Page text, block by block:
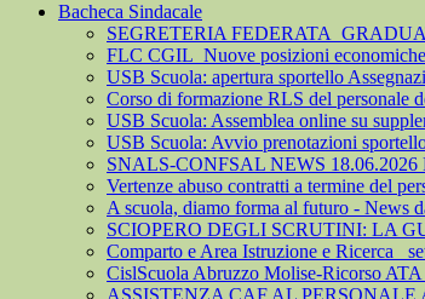
Bacheca Sindacale
SEGRETERIA
FLC CGIL_Nuove posizioni
USB Scuola: apertura sportello
Corso di formazione RLS del personale
USB Scuola: Assemblea online su
USB Scuola: Avvio prenotazioni
SNALS-CONFSAL NEWS
Vertenze abuso contratti a termine del
A scuola, diamo forma al futuro - News
SCIOPERO DEGLI SCRUTINI: LA
Comparto e Area Istruzione e Ricerca_
CislScuola Abruzzo Molise-Ricorso ATA